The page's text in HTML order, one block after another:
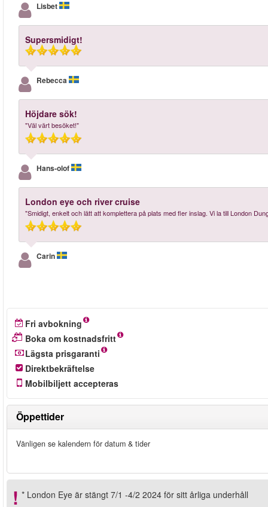
Lisbet
Supersmidigt!
Rebecca
Höjdare sök!
"Väl värt besöket!"
Hans-olof
London eye och river cruise
"Smidigt, enkelt och lätt att komplettera på plats med fler inslag. Vi la till London
Carin
Fri avbokning
Boka om kostnadsfritt
Lägsta prisgaranti
Direktbekräftelse
Mobilbiljett accepteras
Öppettider
Vänligen se kalendern för datum & tider
* London Eye är stängt 7/1 -4/2 2024 för sitt årliga underhåll